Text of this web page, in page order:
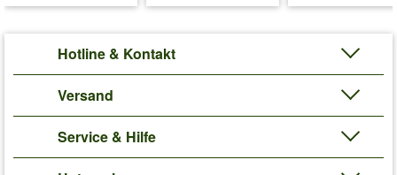
Hotline & Kontakt
Versand
Service & Hilfe